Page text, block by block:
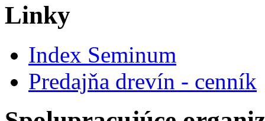
Linky
Index Seminum
Predajňa drevín - cenník